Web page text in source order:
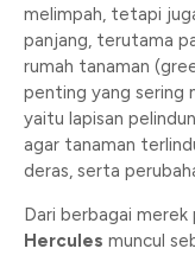
melimpah, tetapi
panjang, terutama
rumah tanaman
penting yang sering
yaitu lapisan
agar tanaman
deras, serta
Dari berbagai
Hercules muncul